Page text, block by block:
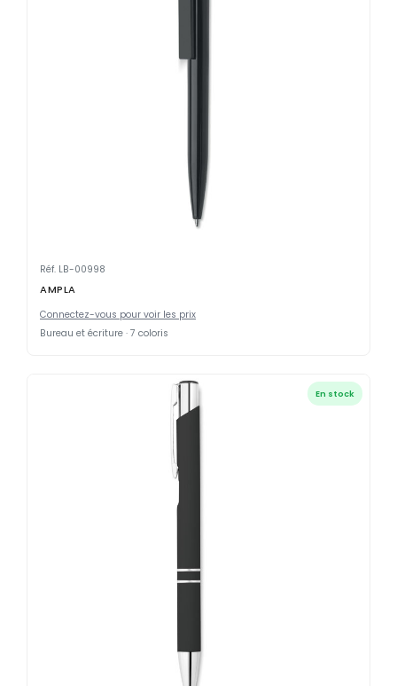
Réf. LB-00998
AMPLA
Connectez-vous pour voir les prix
Bureau et écriture · 7 coloris
En stock